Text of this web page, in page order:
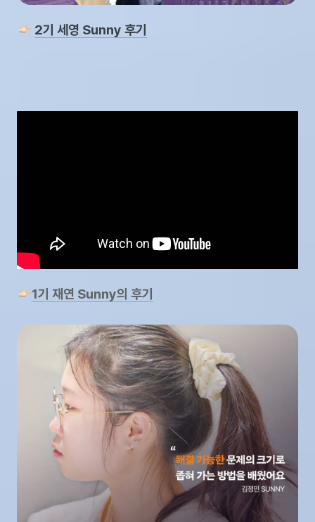
2기 세영 Sunny 후기
1기 재연 Sunny의 후기